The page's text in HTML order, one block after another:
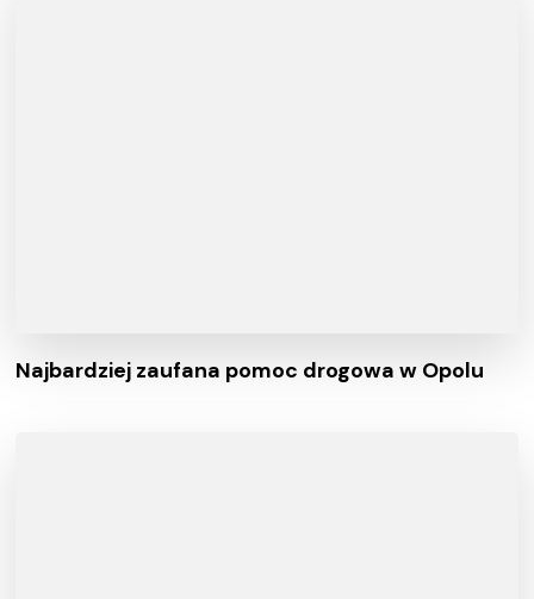
Najbardziej zaufana pomoc drogowa w Opolu